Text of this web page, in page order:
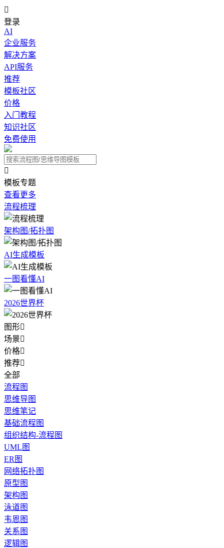

登录
AI
企业服务
解决方案
API服务
推荐
模板社区
价格
入门教程
知识社区
免费使用

模板专题
查看更多
流程梳理
架构图/拓扑图
AI生成模板
一图看懂AI
2026世界杯
图形
场景
价格
推荐
全部
流程图
思维导图
思维笔记
基础流程图
组织结构-流程图
UML图
ER图
网络拓扑图
原型图
架构图
泳道图
韦恩图
关系图
逻辑图